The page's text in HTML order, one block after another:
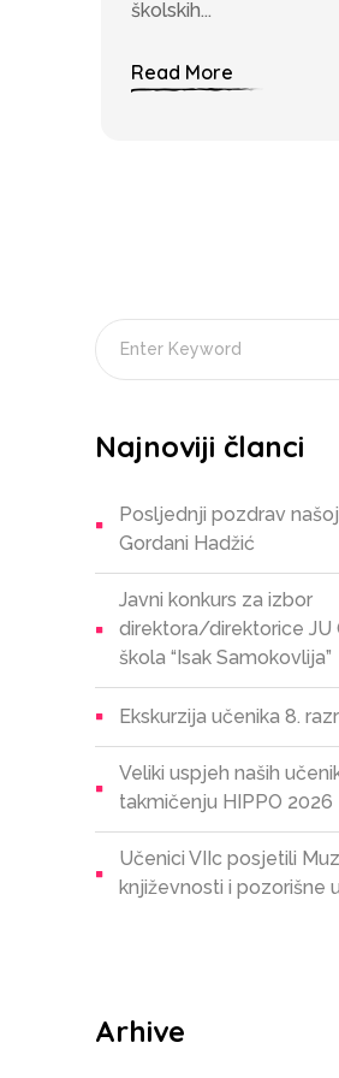
Najnoviji članci
Posljednji pozdrav
Gordani Hadžić
Javni konkurs za izbor
direktora/direktorice JU
škola “Isak Samokovlija”
Ekskurzija učenika 8.
Veliki uspjeh naših
takmičenju HIPPO 2026
Učenici VIIc posjetili
književnosti i pozorišne
školskih...
Read More
Arhive